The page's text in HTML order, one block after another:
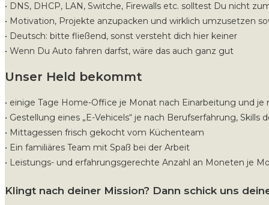
• DNS, DHCP, LAN, Switche, Firewalls etc. solltest Du nicht
• Motivation, Projekte anzupacken und wirklich umzusetzen
• Deutsch: bitte fließend, sonst versteht dich hier keiner
• Wenn Du Auto fahren darfst, wäre das auch ganz gut
Unser Held bekommt
• einige Tage Home-Office je Monat nach Einarbeitung und je
• Gestellung eines „E-Vehicels“ je nach Berufserfahrung, Skills
• Mittagessen frisch gekocht vom Küchenteam
• Ein familiäres Team mit Spaß bei der Arbeit
• Leistungs- und erfahrungsgerechte Anzahl an Moneten je
Klingt nach deiner Mission? Dann schick uns